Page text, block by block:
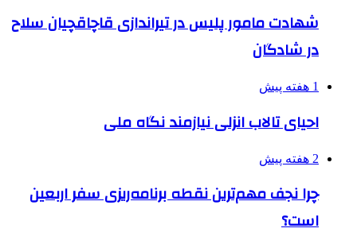
شهادت مامور پلیس در تیراندازی قاچاقچیان سلاح
در شادگان
1 هفته پیش
احیای تالاب انزلی نیازمند نگاه ملی
2 هفته پیش
چرا نجف مهم‌ترین نقطه برنامه‌ریزی سفر اربعین
است؟